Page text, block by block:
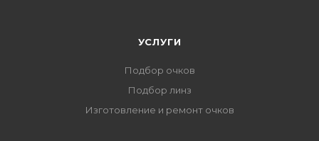
УСЛУГИ
Подбор очков
Подбор линз
Изготовление и ремонт очков